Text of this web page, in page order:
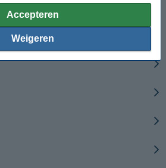
Accepteren
Weigeren